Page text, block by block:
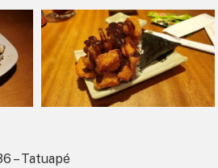
– Tatuapé